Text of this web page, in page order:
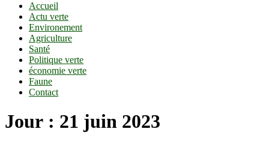
Accueil
Actu verte
Environement
Agriculture
Santé
Politique verte
économie verte
Faune
Contact
Jour : 21 juin 2023